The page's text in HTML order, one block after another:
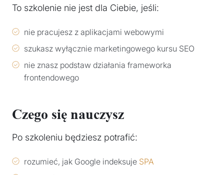
To szkolenie nie jest dla Ciebie, jeśli:
nie pracujesz z aplikacjami webowymi
szukasz wyłącznie marketingowego kursu SEO
nie znasz podstaw działania frameworka
frontendowego
Czego się nauczysz
Po szkoleniu będziesz potrafić:
rozumieć, jak Google indeksuje SPA